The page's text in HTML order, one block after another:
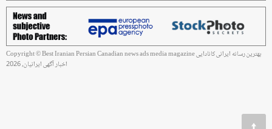
Copyright © Best Iranian Persian Canadian news ads media magazine بهترین رسانه ایرانی کانادایی
اخبار آگهی ایرانیان, 2026